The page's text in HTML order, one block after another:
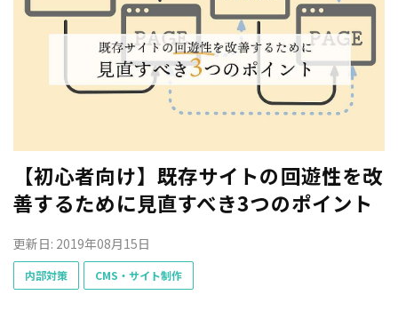
【初心者向け】既存サイトの回遊性を改
善するために見直すべき3つのポイント
更新日: 2019年08月15日
内部対策 CMS・サイト制作